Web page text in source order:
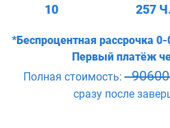
10 257
*Беспроцентная рассрочка
Первый платёж
Полная стоимость:
сразу после